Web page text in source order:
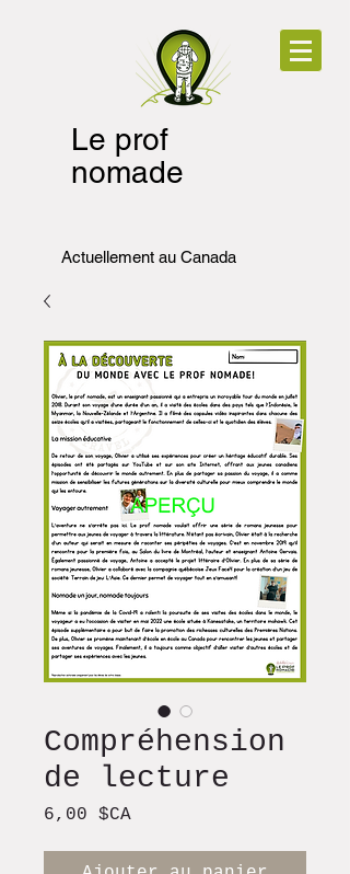
Le prof
nomade
Actuellement au Canada
Compréhension
de lecture
6,00 $CAPrix